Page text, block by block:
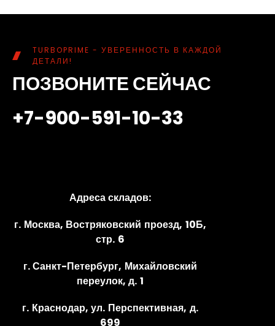
TURBOPRIME - УВЕРЕННОСТЬ В КАЖДОЙ
ДЕТАЛИ!
ПОЗВОНИТЕ СЕЙЧАС
+7-900-591-10-33
Адреса складов:
г. Москва, Востряковский проезд, 10Б,
стр. 6
г. Санкт-Петербург, Михайловский
переулок, д. 1
г. Краснодар, ул. Перспективная, д.
699